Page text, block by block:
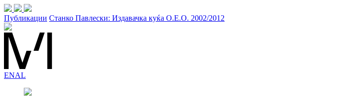
Публикации Станко Павлески: Издавачка куќа О.Е.О. 2002/2012
ENAL